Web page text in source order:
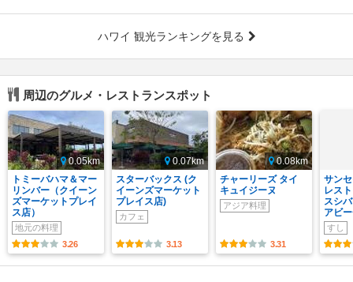
ハワイ 観光ランキングを見る
周辺のグルメ・レストランスポット
0.05km
トミーバハマ＆マー
リンバー（クイーン
ズマーケットプレイ
ス店）
地元の料理
3.26
0.07km
スターバックス (ク
イーンズマーケット
プレイス店)
カフェ
3.13
0.08km
チャーリーズ タイ
キュイジーヌ
アジア料理
3.31
サン
レス
スシ
アビ
すし